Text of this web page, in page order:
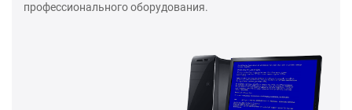
профессионального оборудования.